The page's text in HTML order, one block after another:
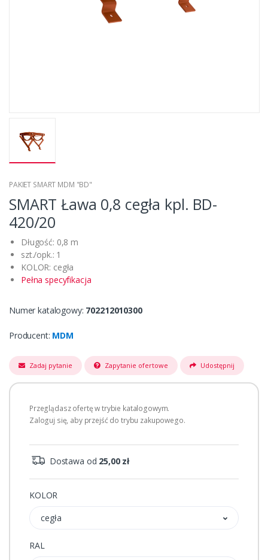
PAKIET SMART MDM "BD"
SMART Ława 0,8 cegła kpl. BD-
420/20
Długość: 0,8 m
szt./opk.: 1
KOLOR: cegła
Pełna specyfikacja
Numer katalogowy: 702212010300
Producent: MDM
Zadaj pytanie Zapytanie ofertowe Udostępnij
Przeglądasz ofertę w trybie katalogowym.
Zaloguj się, aby przejść do trybu zakupowego.
Dostawa od 25,00 zł
KOLOR
cegła
RAL